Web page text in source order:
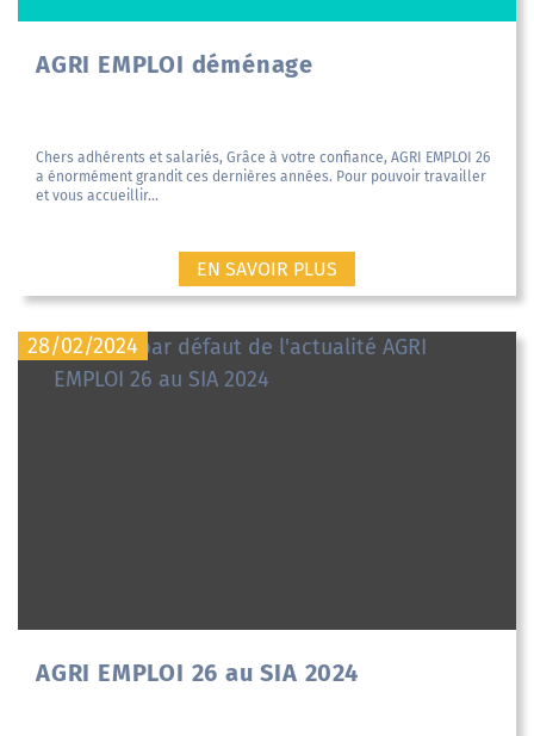
AGRI EMPLOI déménage
Chers adhérents et salariés, Grâce à votre confiance, AGRI EMPLOI 26
a énormément grandit ces dernières années. Pour pouvoir travailler
et vous accueillir...
EN SAVOIR PLUS
28/02/2024
AGRI EMPLOI 26 au SIA 2024